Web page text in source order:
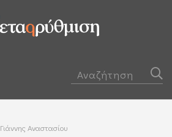
Γιάννης Αναστασίου